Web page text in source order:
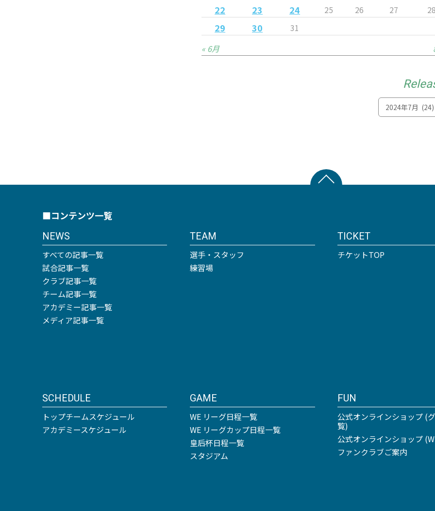
22
23 24 25 26 27 28
29 30
31
« 6月
■コンテンツ一覧
NEWS
すべての記事一覧
試合記事一覧
クラブ記事一覧
チーム記事一覧
アカデミー記事一覧
メディア記事一覧
SCHEDULE
トップチームスケジュール
アカデミースケジュール
TEAM
選手・スタッフ
練習場
GAME
WE リーグ日程一覧
WE リーグカップ日程一覧
皇后杯日程一覧
スタジアム
TICKET
チケットTOP
FUN
公式オンラインショップ (
覧)
公式オンラインショップ
ファンクラブご案内